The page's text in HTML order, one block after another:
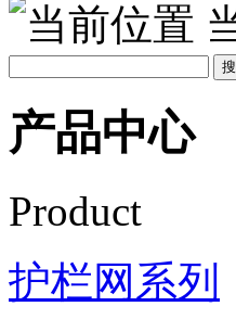
产品中心
Product
护栏网系列